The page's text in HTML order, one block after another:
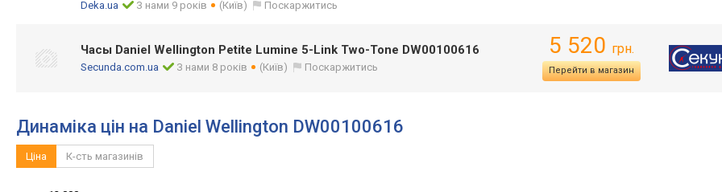
Deka.ua
З нами 9 років (Київ) Поскаржитись
Часы Daniel Wellington Petite Lumine 5-Link Two-Tone DW00100616
Secunda.com.ua З нами 8 років (Київ) Поскаржитись
5 520 грн.
Перейти в магазин
Динаміка цін на Daniel Wellington DW00100616
Ціна К-сть магазинів